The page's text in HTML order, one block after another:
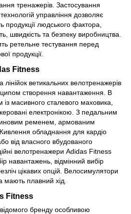
тренажерів. Застосування
управління дозволяє
продукції людського фактора,
швидкість та безпеку виробництва.
ретельне тестування перед
продукції.
Fitness
лінійок ветикальних велотренажерів
створення навантаження. В
із масивного сталевого маховика,
електронікою. З педальним
ременем, армованим
обладнання для кардіо
від власного вбудованого
велотренажери Adidas Fitness
навантажень, відмінний вибір
цікавих опцій. Велосимулятори
плавний хід.
Fitness
бренду особливою